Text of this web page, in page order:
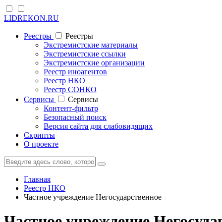
LIDREKON.RU
Реестры
Реестры
Экстремистские материалы
Экстремистские ссылки
Экстремистские организации
Реестр иноагентов
Реестр НКО
Реестр СОНКО
Cервисы
Cервисы
Контент-фильтр
Безопасный поиск
Версия сайта для слабовидящих
Скрипты
О проекте
Главная
Реестр НКО
Частное учреждение Негосударственное